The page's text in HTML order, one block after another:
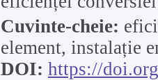
Cuvinte-cheie:
element, instalație
DOI: https://